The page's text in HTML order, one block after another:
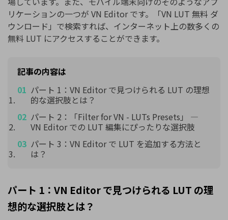
リケーションの一つが VN Editor です。「VN LUT 無料 ダ
ウンロード」で検索すれば、インターネット上の数多くの
無料 LUT にアクセスすることができます。
記事の内容は
パート 1：VN Editor で見つけられる LUT の理想
的な選択肢とは？
パート 2：「Filter for VN - LUTs Presets」 ―
VN Editor での LUT 編集にぴったりな選択肢
パート 3：VN Editor で LUT を追加する方法と
は？
パート 1：VN Editor で見つけられる LUT の理
想的な選択肢とは？